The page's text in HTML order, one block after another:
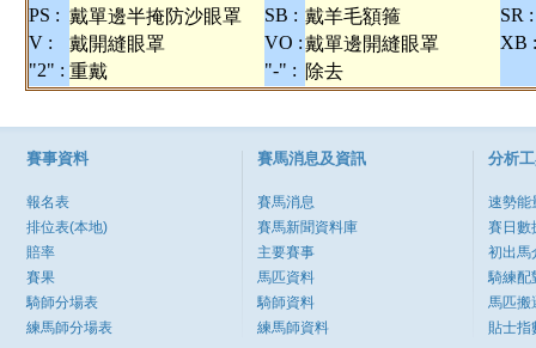
PS : 戴單邊半掩防沙眼罩 SB : 戴羊毛額箍
SR :
V :
戴開縫眼罩 VO :戴單邊開縫眼罩
XB :
"2" : 重戴 "-" : 除去
賽事資料
報名表
排位表(本地)
賠率
賽果
騎師分場表
練馬師分場表
賽馬消息及資訊
賽馬消息
賽馬新聞資料庫
主要賽事
馬匹資料
騎師資料
練馬師資料
分析
速勢能
賽日數
初出馬
騎練配
馬匹搬
貼士指